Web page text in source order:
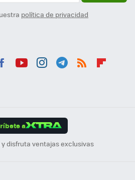
política de privacidad
a
y disfruta ventajas exclusivas